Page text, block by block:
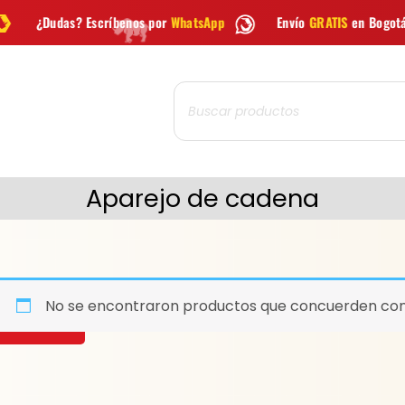
porWhatsApp EnvíoGRATISen Bogotá Envío
Búsqueda
de
productos
Aparejo de cadena
No se encontraron productos que concuerden